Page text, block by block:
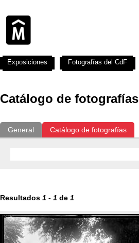
Catálogo de fotografías
General Catálogo de fotografías
Resultados 1 - 1 de 1
Exposiciones Fotografías del CdF